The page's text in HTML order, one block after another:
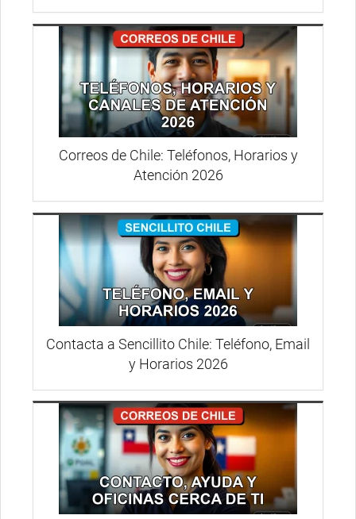
Correos de Chile: Teléfonos, Horarios y
Atención 2026
Contacta a Sencillito Chile: Teléfono, Email
y Horarios 2026